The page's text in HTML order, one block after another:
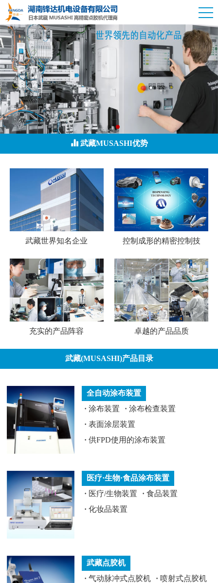
武藏MUSASHI优势
武藏世界知名企业 控制成形的精密控制技
充实的产品阵容 卓越的产品品质
武藏(MUSASHI)产品目录
全自动涂布装置
· 涂布装置 · 涂布检查装置
· 表面涂层装置
· 供FPD使用的涂布装置
医疗·生物·食品涂布装置
· 医疗/生物装置 · 食品装置
· 化妆品装置
武藏点胶机
· 气动脉冲式点胶机 · 喷射式点胶机